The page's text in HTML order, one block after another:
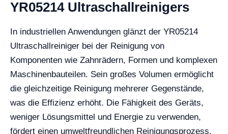
YR05214 Ultraschallreinigers
In industriellen Anwendungen glänzt der YR05214
Ultraschallreiniger bei der Reinigung von
Komponenten wie Zahnrädern, Formen und komplexen
Maschinenbauteilen. Sein großes Volumen ermöglicht
die gleichzeitige Reinigung mehrerer Gegenstände,
was die Effizienz erhöht. Die Fähigkeit des Geräts,
weniger Lösungsmittel und Energie zu verwenden,
fördert einen umweltfreundlichen Reinigungsprozess.